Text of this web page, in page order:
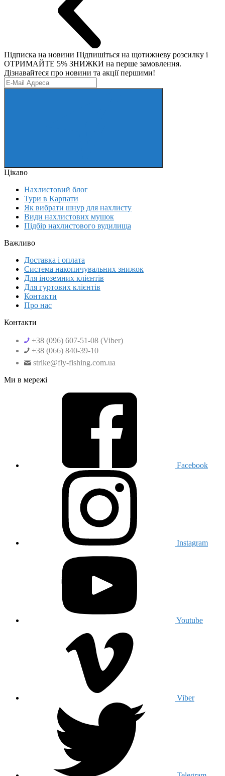
Підписка на новини Підпишіться на щотижневу розсилку і
ОТРИМАЙТЕ 5% ЗНИЖКИ на перше замовлення.
Дізнавайтеся про новини та акції першими!
Цікаво
Нахлистовий блог
Тури в Карпати
Як вибрати шнур для нахлисту
Види нахлистових мушок
Підбір нахлистового вудилища
Важливо
Доставка і оплата
Система накопичувальних знижок
Для іноземних клієнтів
Для гуртових клієнтів
Контакти
Про нас
Контакти
+38 (096) 607-51-08 (Viber)
+38 (066) 840-39-10
strike@fly-fishing.com.ua
Ми в мережі
Facebook
Instagram
Youtube
Viber